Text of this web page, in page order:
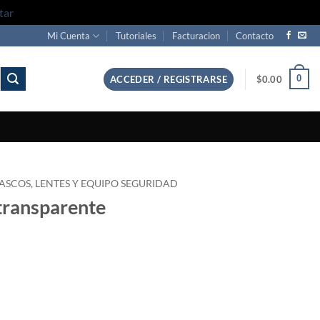
Mi Cuenta Tutoriales Facturacion Contacto
ACCEDER / REGISTRARSE $0.00 0
LENTES Y EQUIPO SEGURIDAD